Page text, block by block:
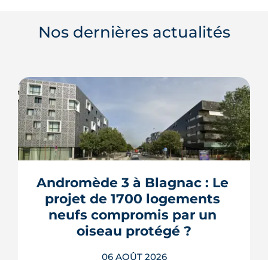
Nos dernières actualités
Andromède 3 à Blagnac : Le
projet de 1700 logements
neufs compromis par un
oiseau protégé ?
06 AOÛT 2026